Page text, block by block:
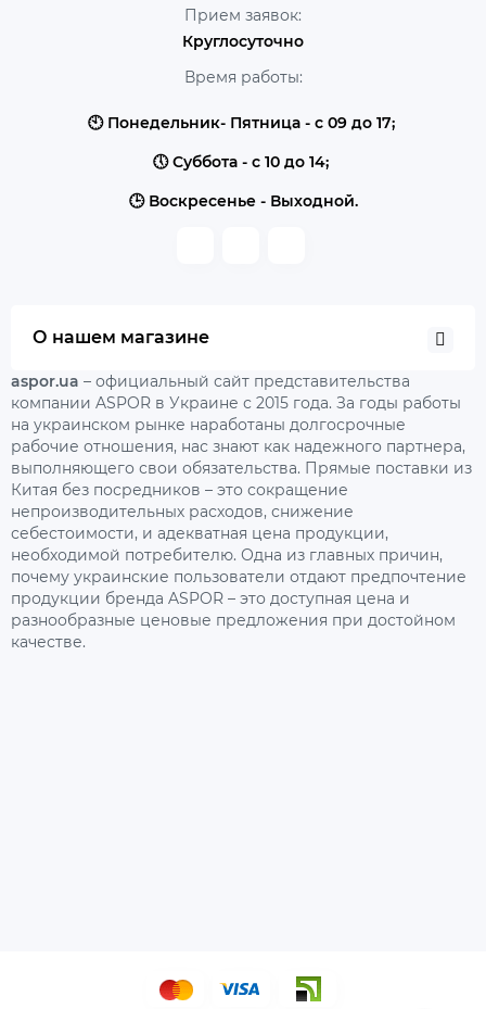
Прием заявок:
Круглосуточно
Время работы:
🕙 Понедельник- Пятница - с 09 до 17;
🕔 Суббота - с 10 до 14;
🕒 Воскресенье - Выходной.
О нашем магазине
aspor.ua – официальный сайт представительства
компании ASPOR в Украине с 2015 года. За годы работы
на украинском рынке наработаны долгосрочные
рабочие отношения, нас знают как надежного партнера,
выполняющего свои обязательства. Прямые поставки из
Китая без посредников – это сокращение
непроизводительных расходов, снижение
себестоимости, и адекватная цена продукции,
необходимой потребителю. Одна из главных причин,
почему украинские пользователи отдают предпочтение
продукции бренда ASPOR – это доступная цена и
разнообразные ценовые предложения при достойном
качестве.